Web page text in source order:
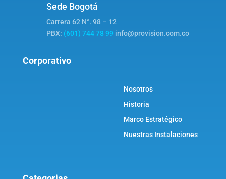
Sede Bogotá
Carrera 62 N°. 98 – 12
PBX: (601) 744 78 99 info@provision.com.co
Corporativo
Nosotros
Historia
Marco Estratégico
Nuestras Instalaciones